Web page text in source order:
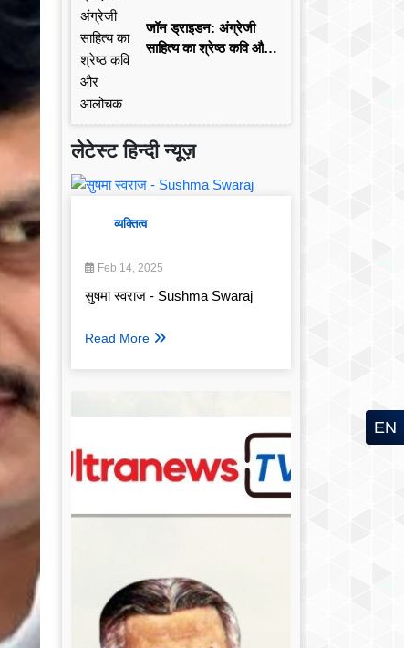
जॉन ड्राइडन: अंग्रेजी
साहित्य का श्रेष्ठ कवि और
लेटेस्ट हिन्दी न्यूज़
व्यक्तित्व
Feb 14, 2025
सुषमा स्वराज - Sushma Swaraj
Read More
EN